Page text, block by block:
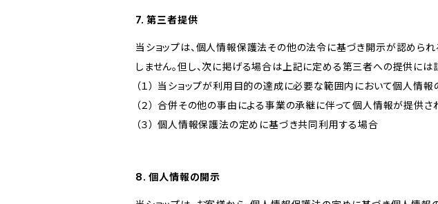
7. 第三者提供
当ショップは、個人情報保護法その他の法令に基づき開示が認めら
しません。但し、次に掲げる場合は上記に定める第三者への提供には
（１） 当ショップが利用目的の達成に必要な範囲内において個人
（２） 合併その他の事由による事業の承継に伴って個人情報が提供さ
（３） 個人情報保護法の定めに基づき共同利用する場合
8. 個人情報の開示